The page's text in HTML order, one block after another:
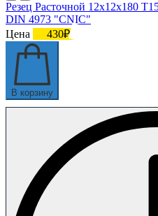
Резец Расточной 12х12х180
DIN 4973 "CNIC"
Цена
430₽
В корзину